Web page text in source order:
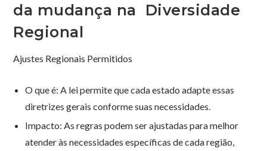
da mudança na Diversidade
Regional
Ajustes Regionais Permitidos
O que é: A lei permite que cada estado adapte essas
diretrizes gerais conforme suas necessidades.
Impacto: As regras podem ser ajustadas para melhor
atender às necessidades específicas de cada região,